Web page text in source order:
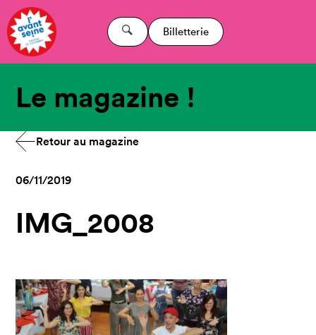
Billetterie
Le magazine !
Retour au magazine
06/11/2019
IMG_2008